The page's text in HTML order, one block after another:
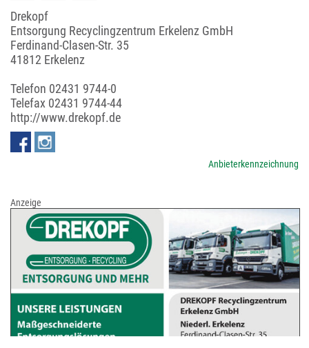
Drekopf
Entsorgung Recyclingzentrum Erkelenz GmbH
Ferdinand-Clasen-Str. 35
41812 Erkelenz
Telefon 02431 9744-0
Telefax 02431 9744-44
http://www.drekopf.de
Anbieterkennzeichnung
Anzeige